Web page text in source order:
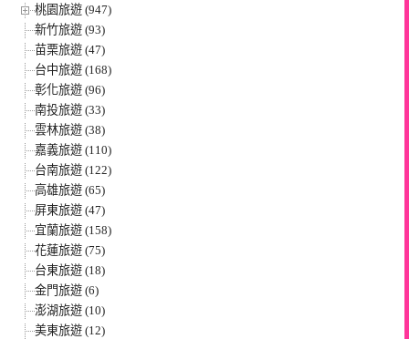
桃園旅遊 (947)
新竹旅遊 (93)
苗栗旅遊 (47)
台中旅遊 (168)
彰化旅遊 (96)
南投旅遊 (33)
雲林旅遊 (38)
嘉義旅遊 (110)
台南旅遊 (122)
高雄旅遊 (65)
屏東旅遊 (47)
宜蘭旅遊 (158)
花蓮旅遊 (75)
台東旅遊 (18)
金門旅遊 (6)
澎湖旅遊 (10)
美東旅遊 (12)